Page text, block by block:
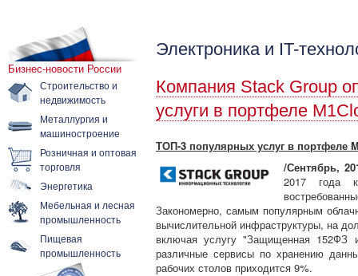
Бизнес-новости России
Строительство и
недвижимость
Металлургия и
машиностроение
Розничная и оптовая
торговля
Энергетика
Мебельная и лесная
промышленность
Пищевая
промышленность
Электроника и IT-
Компания Stack Group
услуги в портфеле
ТОП-3 популярных услуг в портфеле
/Сентябрь,
2017 года
Закономерно, самым популярным
вычислительной инфраструктуры, на
включая услугу "Защищенная 152ФЗ
различные сервисы по хранению
рабочих столов приходится 9%.